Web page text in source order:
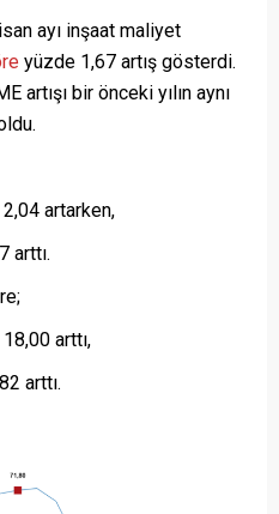
ayı inşaat maliyet
yüzde 1,67 artış gösterdi.
artışı bir önceki yılın aynı
artarken,
arttı.
arttı,
arttı.